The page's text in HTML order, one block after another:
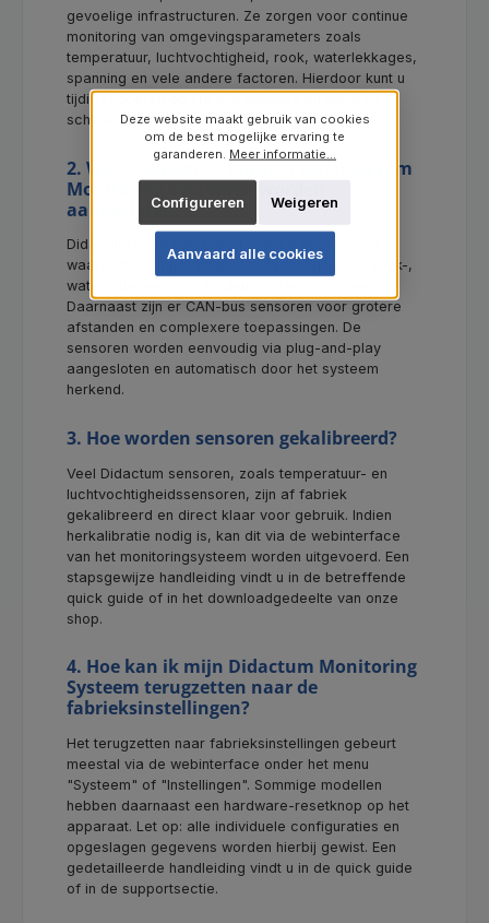
gevoelige infrastructuren. Ze zorgen voor continue
monitoring van omgevingsparameters zoals
temperatuur, luchtvochtigheid, rook, waterlekkages,
spanning en vele andere factoren. Hierdoor kunt u
tijdig reageren op kritieke situaties en uitval of
schade voorkomen.
2. Welke sensoren kunnen op Didactum
Monitoring Systemen worden
aangesloten?
Didactum biedt een breed scala aan sensoren,
waaronder temperatuur-, luchtvochtigheids-, rook-,
water-, bewegings- en deurcontactsensoren.
Daarnaast zijn er CAN-bus sensoren voor grotere
afstanden en complexere toepassingen. De
sensoren worden eenvoudig via plug-and-play
aangesloten en automatisch door het systeem
herkend.
3. Hoe worden sensoren gekalibreerd?
Veel Didactum sensoren, zoals temperatuur- en
luchtvochtigheidssensoren, zijn af fabriek
gekalibreerd en direct klaar voor gebruik. Indien
herkalibratie nodig is, kan dit via de webinterface
van het monitoringsysteem worden uitgevoerd. Een
stapsgewijze handleiding vindt u in de betreffende
quick guide of in het downloadgedeelte van onze
shop.
4. Hoe kan ik mijn Didactum Monitoring
Systeem terugzetten naar de
fabrieksinstellingen?
Het terugzetten naar fabrieksinstellingen gebeurt
meestal via de webinterface onder het menu
"Systeem" of "Instellingen". Sommige modellen
hebben daarnaast een hardware-resetknop op het
apparaat. Let op: alle individuele configuraties en
opgeslagen gegevens worden hierbij gewist. Een
gedetailleerde handleiding vindt u in de quick guide
of in de supportsectie.
Deze website maakt gebruik van cookies
om de best mogelijke ervaring te
garanderen. Meer informatie...
Weigeren
Configureren
Aanvaard alle cookies